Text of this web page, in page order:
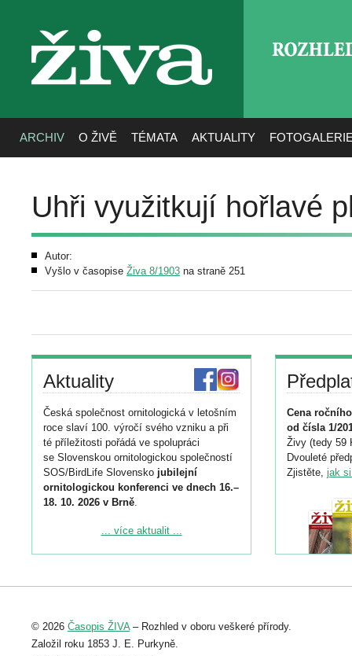
živa
ARCHIV O ŽIVĚ TÉMATA AKTUALITY
Uhři využitkují hořlavé
Autor:
Vyšlo v časopise Živa 8/1903 na straně 251
Aktuality
Česká společnost ornitologická v letošním
roce slaví 100. výročí svého vzniku a při
té příležitosti pořádá ve spolupráci
se Slovenskou ornitologickou společností
SOS/BirdLife Slovensko jubilejní
ornitologickou konferenci ve dnech 16.–
18. 10. 2026 v Brně.
Podrobnější informace ke konferenci
Registrovat se můžete do 6. září.
abstraktu přihlášené přednášky nebo
posteru je už 30. června.
... více aktualit ...
Cena
od čísla 1/
Živy (tedy 59
Dvouleté
Zjistěte, jak
© 2026 Časopis ŽIVA– Rozhled v oboru veškeré přírody.
Založil roku 1853 J. E. Purkyně.